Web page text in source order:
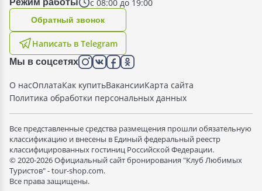
Режим работы с 08:00 до 19:00
Написать в Telegram
Oбратный звонок
Мы в соцсетях
О насОплатаКак купитьВакансииКарта сайта
Политика обработки персональных данных
Все представленные средства размещения прошли обязательную
классификацию и внесены в Единый федеральный реестр
классифицированных гостиниц Российской Федерации.
© 2020-2026 Официальный сайт бронирования "Клуб Любимых
Туристов" - tour-shop.com.
Все права защищены.